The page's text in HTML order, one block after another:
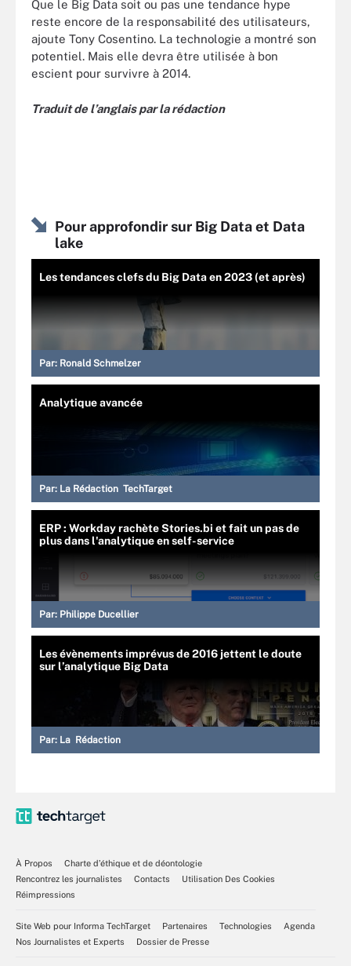
Que le Big Data soit ou pas une tendance hype
reste encore de la responsabilité des utilisateurs,
ajoute Tony Cosentino. La technologie a montré son
potentiel. Mais elle devra être utilisée à bon
escient pour survivre à 2014.
Traduit de l’anglais par la rédaction
Pour approfondir sur Big Data et Data
lake
Les tendances clefs du Big Data en 2023 (et après)
Par: Ronald Schmelzer
Analytique avancée
Par: La Rédaction TechTarget
ERP : Workday rachète Stories.bi et fait un pas de
plus dans l'analytique en self-service
Par: Philippe Ducellier
Les évènements imprévus de 2016 jettent le doute
sur l’analytique Big Data
Par: La Rédaction
À Propos
Charte d’éthique et de déontologie
Rencontrez les journalistes
Contacts
Utilisation Des Cookies
Réimpressions
Site Web pour Informa TechTarget Partenaires Technologies
Agenda
Nos Journalistes et Experts
Dossier de Presse